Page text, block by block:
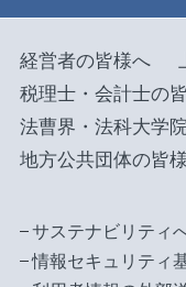
経営者の皆様へ
税理士・会計士の
法曹界・法科大学
地方公共団体の皆
サステナビリティ
情報セキュリティ